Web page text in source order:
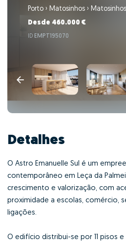
Porto › Matosinhos ›
Desde 460.000 €
ID EMPT195070
Detalhes
O Astro Emanuelle Sul é um
contemporâneo em Leça da
crescimento e valorização, com
proximidade a escolas, comércio,
ligações.
O edifício distribui-se por 11 pisos